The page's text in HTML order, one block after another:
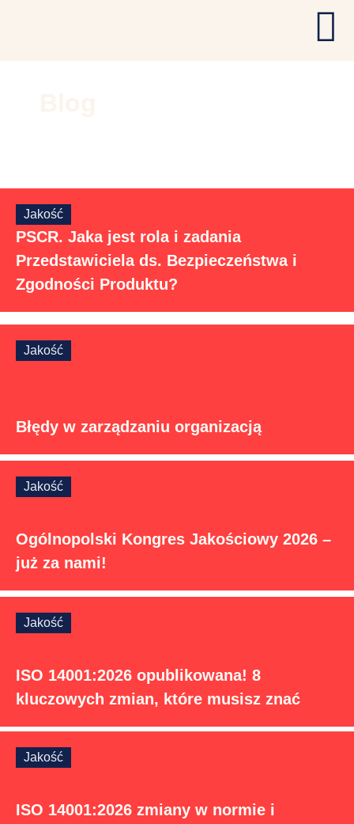
Jakość
PSCR. Jaka jest rola i zadania
Przedstawiciela ds. Bezpieczeństwa i
Zgodności Produktu?
Jakość
Błędy w zarządzaniu organizacją
Jakość
Ogólnopolski Kongres Jakościowy 2026 –
już za nami!
Jakość
ISO 14001:2026 opublikowana! 8
kluczowych zmian, które musisz znać
Jakość
ISO 14001:2026 zmiany w normie i